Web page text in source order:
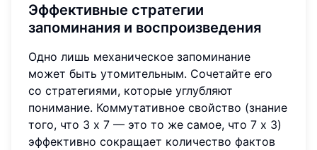
Эффективные стратегии
запоминания и воспроизведения
Одно лишь механическое запоминание
может быть утомительным. Сочетайте его
со стратегиями, которые углубляют
понимание. Коммутативное свойство (знание
того, что 3 x 7 — это то же самое, что 7 x 3)
эффективно сокращает количество фактов